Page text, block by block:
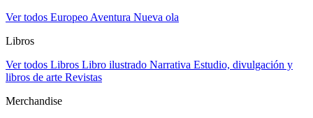
Ver todos Europeo Aventura Nueva ola
Libros
Ver todos Libros Libro ilustrado Narrativa Estudio, divulgación y
libros de arte Revistas
Merchandise